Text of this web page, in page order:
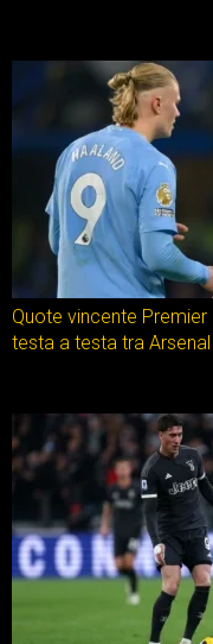
Quote vincente
testa a testa tra